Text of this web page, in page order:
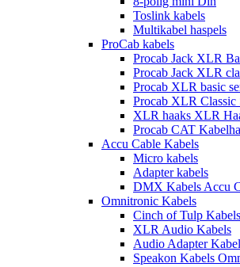
Toslink kabels
Multikabel haspels
ProCab kabels
Procab Jack XLR
Procab Jack XLR
Procab XLR basic
Procab XLR Classic
XLR haaks XLR
Procab CAT
Accu Cable Kabels
Micro kabels
Adapter kabels
DMX Kabels Accu
Omnitronic Kabels
Cinch of Tulp Kabels
XLR Audio Kabels
Audio Adapter
Speakon Kabels